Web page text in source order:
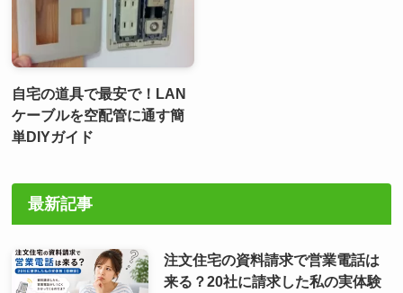
自宅の道具で最安で！LAN
ケーブルを空配管に通す簡
単DIYガイド
最新記事
注文住宅の資料請求で営業電話は
来る？20社に請求した私の実体験